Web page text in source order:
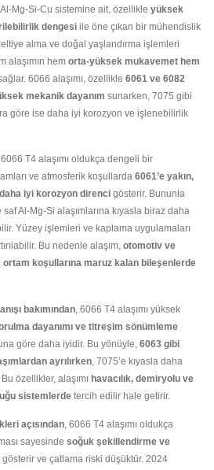
Al-Mg-Si-Cu sistemine ait, özellikle yüksek
dengesi ile öne çıkan bir mühendislik
alma ve doğal yaşlandırma işlemleri
alaşımın hem orta-yüksek mukavemet hem
6066 alaşımı, özellikle 6061 ve 6082
mekanik dayanım sunarken, 7075 gibi
göre ise daha iyi korozyon ve işlenebilirlik
6066 T4 alaşımı oldukça dengeli bir
ve atmosferik koşullarda 6061’e yakın,
iyi korozyon direnci gösterir. Bununla
Al-Mg-Si alaşımlarına kıyasla biraz daha
Yüzey işlemleri ve kaplama uygulamaları
Bu nedenle alaşım, otomotiv ve
ortam koşullarına maruz kalan bileşenlerde
bakımından , 6066 T4 alaşımı yüksek
dayanımı ve titreşim sönümleme
göre daha iyidir. Bu yönüyle, 6063 gibi
ayrılırken , 7075’e kıyasla daha
özellikler, alaşımı havacılık, demiryolu ve
sistemlerde tercih edilir hale getirir.
açısından, 6066 T4 alaşımı oldukça
sayesinde soğuk şekillendirme ve
gösterir ve çatlama riski düşüktür. 2024